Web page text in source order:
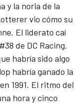
y la noria de la
vio cómo su
El liderato caí
de DC Racing.
habría sido algo
habría ganado la
1991. El ritmo del
hora y cinco